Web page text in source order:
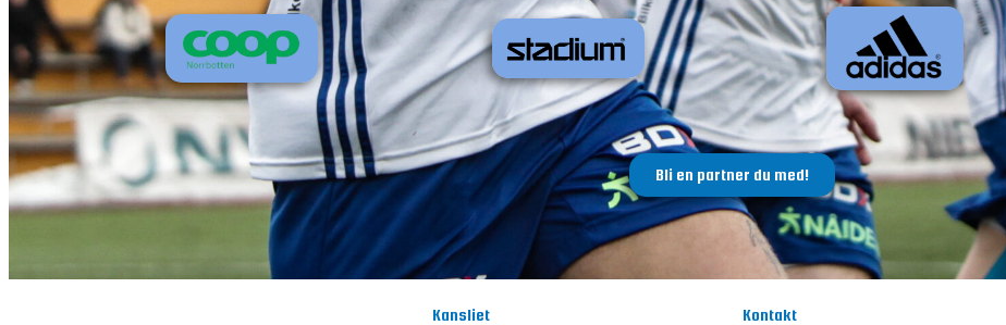
Bli en partner du med!
Kansliet Kontakt